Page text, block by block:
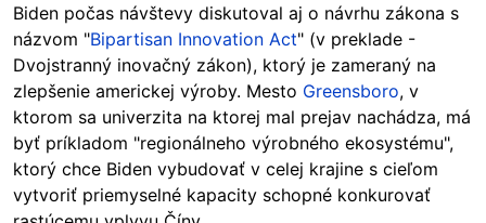
Biden počas návštevy diskutoval aj o návrhu zákona s
názvom "Bipartisan Innovation Act" (v preklade -
Dvojstranný inovačný zákon), ktorý je zameraný na
zlepšenie americkej výroby. Mesto Greensboro, v
ktorom sa univerzita na ktorej mal prejav nachádza, má
byť príkladom "regionálneho výrobného ekosystému",
ktorý chce Biden vybudovať v celej krajine s cieľom
vytvoriť priemyselné kapacity schopné konkurovať